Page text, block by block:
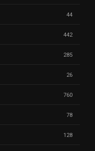
44
442
285
26
760
78
128